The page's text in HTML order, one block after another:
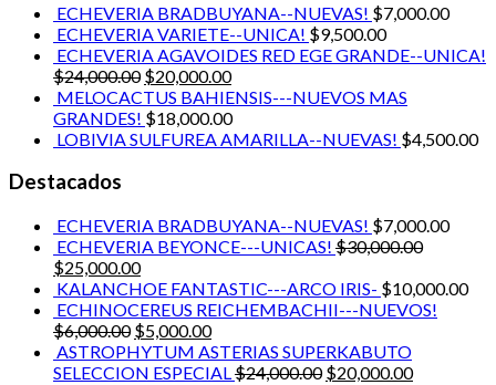
ECHEVERIA BRADBUYANA--NUEVAS! $7,000.00
ECHEVERIA VARIETE--UNICA! $9,500.00
ECHEVERIA AGAVOIDES RED EGE GRANDE--UNICA!
$24,000.00 $20,000.00
MELOCACTUS BAHIENSIS---NUEVOS MAS
GRANDES! $18,000.00
LOBIVIA SULFUREA AMARILLA--NUEVAS! $4,500.00
Destacados
ECHEVERIA BRADBUYANA--NUEVAS! $7,000.00
ECHEVERIA BEYONCE---UNICAS! $30,000.00
$25,000.00
KALANCHOE FANTASTIC---ARCO IRIS- $10,000.00
ECHINOCEREUS REICHEMBACHII---NUEVOS!
$6,000.00 $5,000.00
ASTROPHYTUM ASTERIAS SUPERKABUTO
SELECCION ESPECIAL$24,000.00 $20,000.00